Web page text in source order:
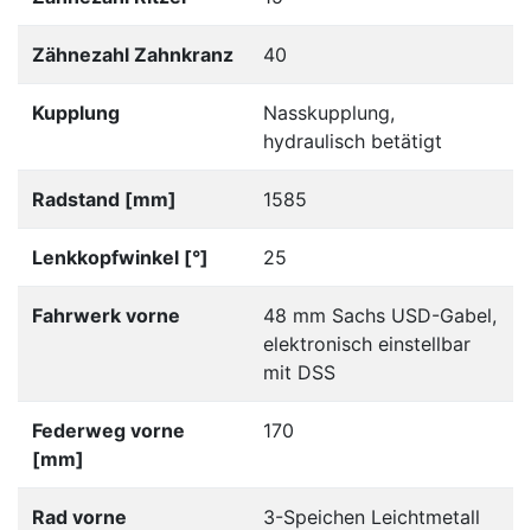
Zähnezahl Zahnkranz 40
Kupplung
Nasskupplung,
hydraulisch betätigt
Radstand [mm] 1585
Lenkkopfwinkel [°] 25
Fahrwerk vorne
48 mm Sachs USD-Gabel,
elektronisch einstellbar
mit DSS
Federweg vorne
[mm]
170
Rad vorne
3-Speichen Leichtmetall